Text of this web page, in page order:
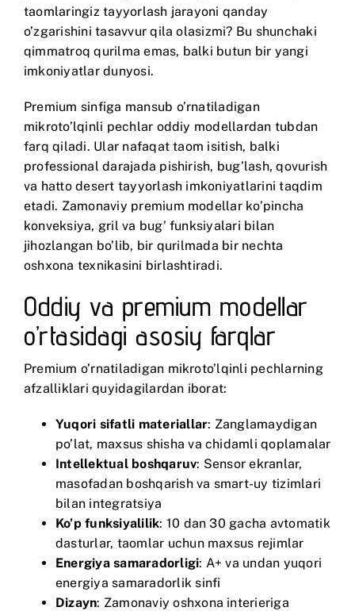
taomlaringiz tayyorlash jarayoni qanday
o’zgarishini tasavvur qila olasizmi? Bu shunchaki
qimmatroq qurilma emas, balki butun bir yangi
imkoniyatlar dunyosi.
Premium sinfiga mansub o’rnatiladigan
mikroto’lqinli pechlar oddiy modellardan tubdan
farq qiladi. Ular nafaqat taom isitish, balki
professional darajada pishirish, bug’lash, qovurish
va hatto desert tayyorlash imkoniyatlarini taqdim
etadi. Zamonaviy premium modellar ko’pincha
konveksiya, gril va bug’ funksiyalari bilan
jihozlangan bo’lib, bir qurilmada bir nechta
oshxona texnikasini birlashtiradi.
Oddiy va premium modellar
o’rtasidagi asosiy farqlar
Premium o’rnatiladigan mikroto’lqinli pechlarning
afzalliklari quyidagilardan iborat:
Yuqori sifatli materiallar: Zanglamaydigan
po’lat, maxsus shisha va chidamli qoplamalar
Intellektual boshqaruv: Sensor ekranlar,
masofadan boshqarish va smart-uy tizimlari
bilan integratsiya
Ko’p funksiyalilik: 10 dan 30 gacha avtomatik
dasturlar, taomlar uchun maxsus rejimlar
Energiya samaradorligi: A+ va undan yuqori
energiya samaradorlik sinfi
Dizayn: Zamonaviy oshxona interieriga